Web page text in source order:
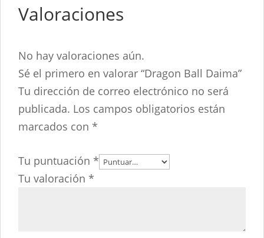
Valoraciones
No hay valoraciones aún.
Sé el primero en valorar “Dragon Ball Daima”
Tu dirección de correo electrónico no será
publicada. Los campos obligatorios están
marcados con *
Tu puntuación *
Tu valoración *